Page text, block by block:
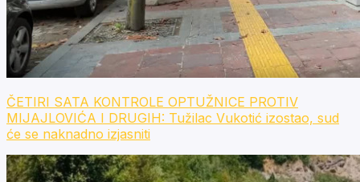
ČETIRI SATA KONTROLE OPTUŽNICE PROTIV
MIJAJLOVIĆA I DRUGIH: Tužilac Vukotić izostao, sud
će se naknadno izjasniti